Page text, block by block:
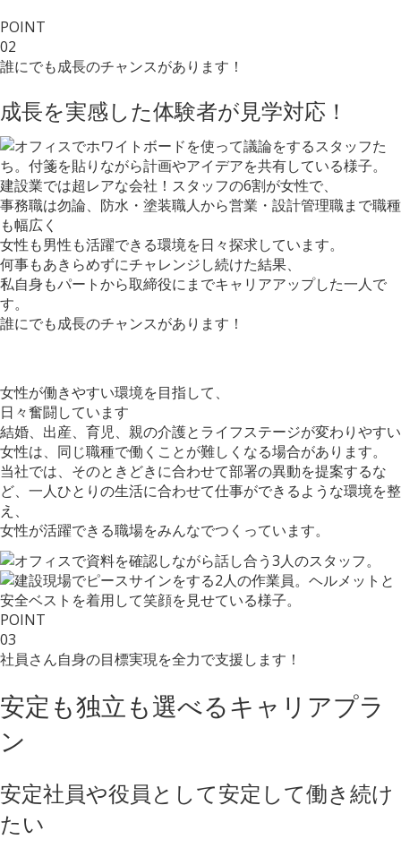
POINT
02
誰にでも成長のチャンスがあります！
成長を実感した体験者が見学対応！
建設業では超レアな会社！スタッフの6割が女性で、
事務職は勿論、防水・塗装職人から営業・設計管理職まで職種
も幅広く
女性も男性も活躍できる環境を日々探求しています。
何事もあきらめずにチャレンジし続けた結果、
私自身もパートから取締役にまでキャリアアップした一人で
す。
誰にでも成長のチャンスがあります！
女性が働きやすい環境を目指して、
日々奮闘しています
結婚、出産、育児、親の介護とライフステージが変わりやすい
女性は、同じ職種で働くことが難しくなる場合があります。
当社では、そのときどきに合わせて部署の異動を提案するな
ど、一人ひとりの生活に合わせて仕事ができるような環境を整
え、
女性が活躍できる職場をみんなでつくっています。
POINT
03
社員さん自身の目標実現を全力で支援します！
安定も独立も選べるキャリアプラ
ン
安定社員や役員として安定して働き続け
たい